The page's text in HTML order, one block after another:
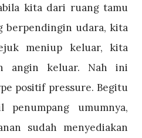
kita dari ruang tamu
berpendingin udara, kita
meniup keluar, kita
angin keluar. Nah ini
positif pressure. Begitu
umumnya,
sudah menyediakan